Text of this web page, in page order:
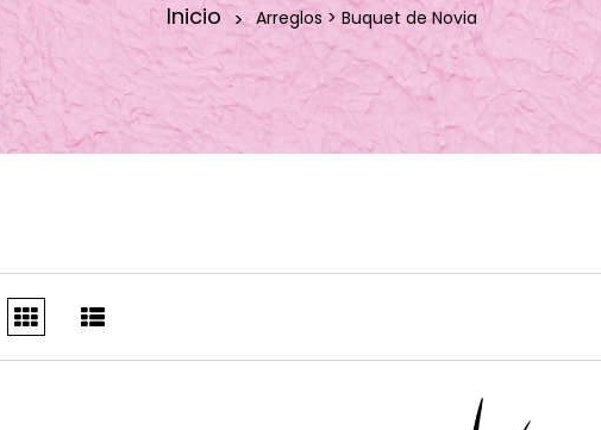
Inicio Arreglos > Buquet de Novia